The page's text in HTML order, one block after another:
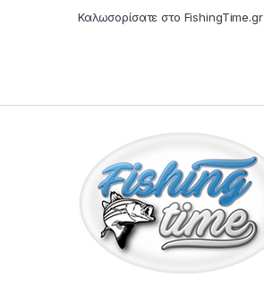
Καλωσορίσατε στο FishingTime.gr